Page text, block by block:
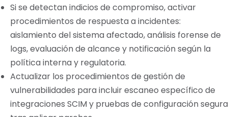
Si se detectan indicios de compromiso, activar
procedimientos de respuesta a incidentes:
aislamiento del sistema afectado, análisis forense de
logs, evaluación de alcance y notificación según la
política interna y regulatoria.
Actualizar los procedimientos de gestión de
vulnerabilidades para incluir escaneo específico de
integraciones SCIM y pruebas de configuración segura